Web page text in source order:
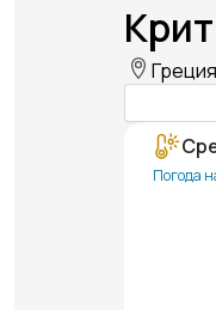
Погода